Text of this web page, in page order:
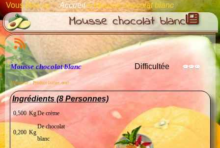
Vous êtes ici :Accueil»Mousse chocolat blanc
Mousse chocolat blanc
Mousse chocolat blanc Difficultée
Allergène : Produit laitier, œuf
Ingrédients (8 Personnes)
0,500KgDe crème
0,200 Kg
De chocolat
blanc